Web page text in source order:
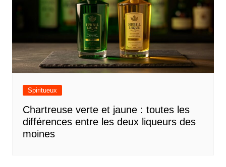
Spiritueux
Chartreuse verte et jaune : toutes les
différences entre les deux liqueurs des
moines